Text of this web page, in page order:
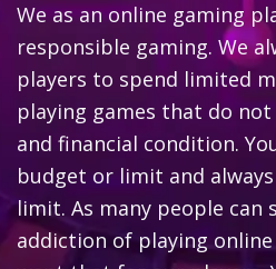
We as an online gaming
responsible gaming. We
players to spend limited
playing games that do
and financial condition.
budget or limit and
limit. As many people can
addiction of playing